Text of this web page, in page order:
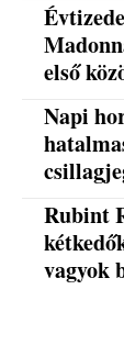
első
Napi
Rubint
vagyok